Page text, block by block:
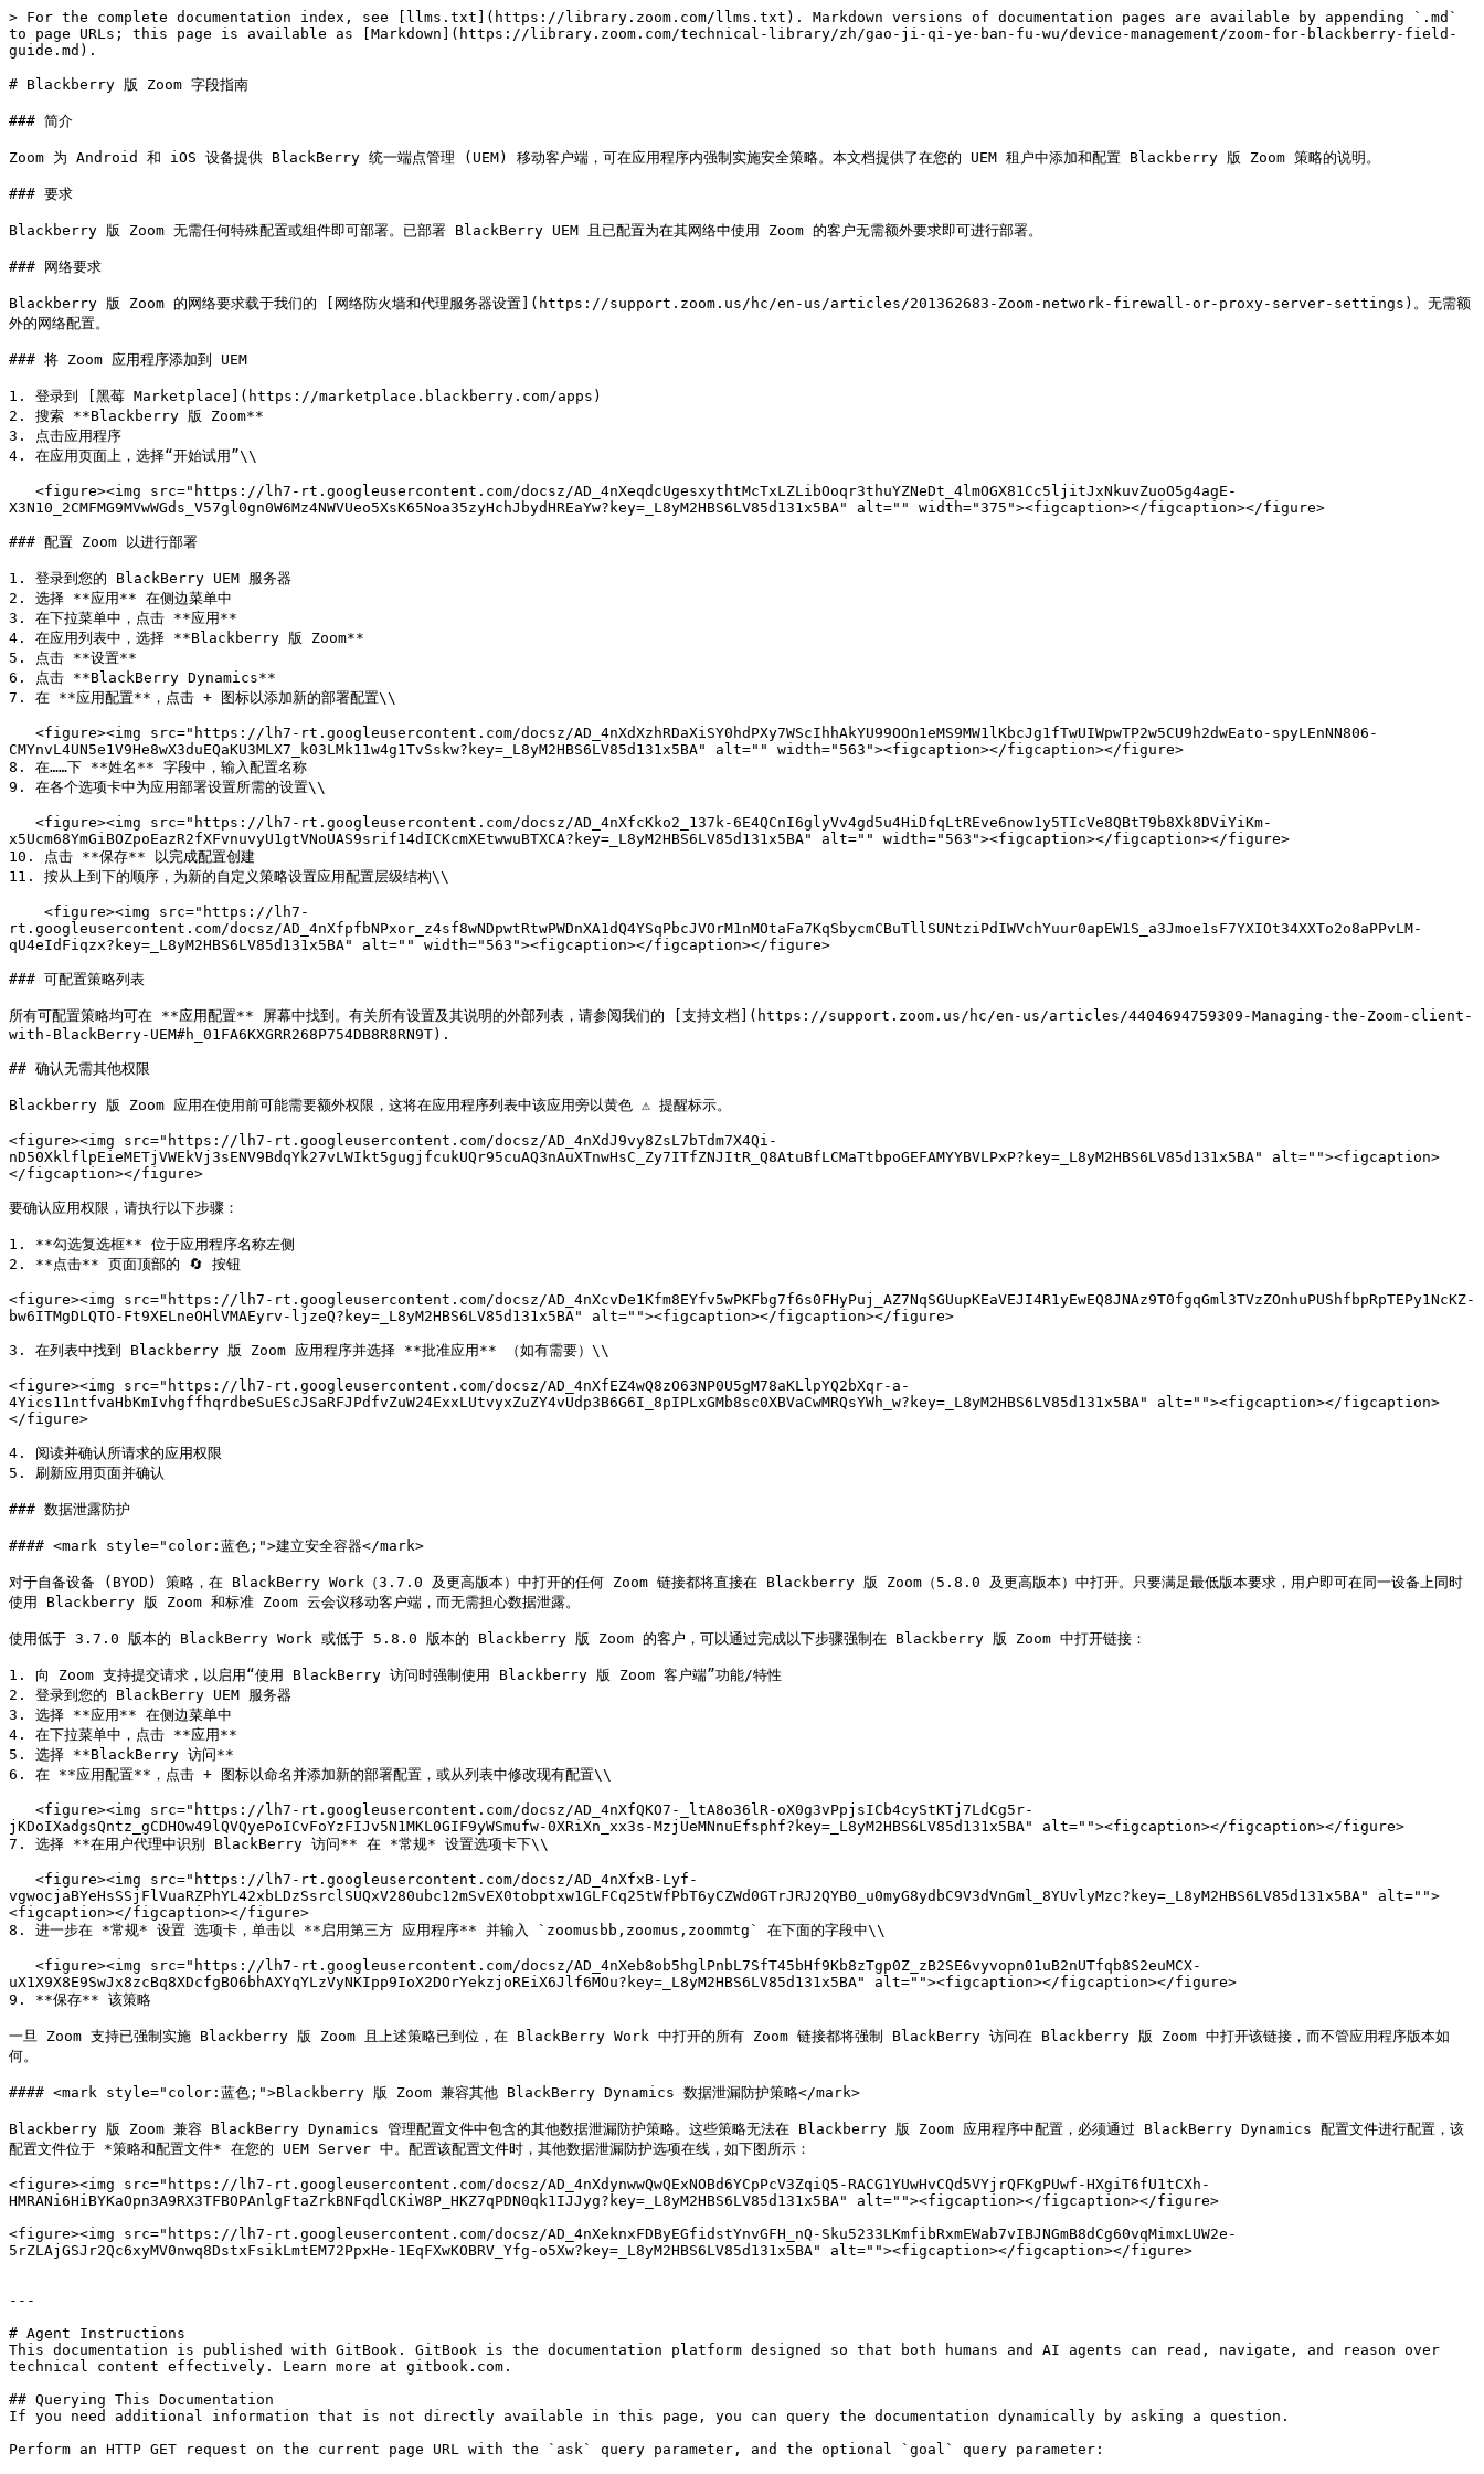
> For the complete documentation index, see [llms.txt](https://library.zoom.com/llms.txt). Markdown versions of documentation pages are available by appending `.md`
to page URLs; this page is available as [Markdown](https://library.zoom.com/technical-library/zh/gao-ji-qi-ye-ban-fu-wu/device-management/zoom-for-blackberry-field-
guide.md).
# Blackberry 版 Zoom 字段指南
### 简介
Zoom 为 Android 和 iOS 设备提供 BlackBerry 统一端点管理 (UEM) 移动客户端，可在应用程序内强制实施安全策略。本文档提供了在您的 UEM 租户中添加和配置 Blackberry 版 Zoom 策略的说明。
### 要求
Blackberry 版 Zoom 无需任何特殊配置或组件即可部署。已部署 BlackBerry UEM 且已配置为在其网络中使用 Zoom 的客户无需额外要求即可进行部署。
### 网络要求
Blackberry 版 Zoom 的网络要求载于我们的 [网络防火墙和代理服务器设置](https://support.zoom.us/hc/en-us/articles/201362683-Zoom-network-firewall-or-proxy-server-settings)。无需额
外的网络配置。
### 将 Zoom 应用程序添加到 UEM
1. 登录到 [黑莓 Marketplace](https://marketplace.blackberry.com/apps)
2. 搜索 **Blackberry 版 Zoom**
3. 点击应用程序
4. 在应用页面上，选择“开始试用”\\
X3N10_2CMFMG9MVwWGds_V57gl0gn0W6Mz4NWVUeo5XsK65Noa35zyHchJbydHREaYw?key=_L8yM2HBS6LV85d131x5BA" alt="" width="375"><figcaption></figcaption></figure>
### 配置 Zoom 以进行部署
1. 登录到您的 BlackBerry UEM 服务器
2. 选择 **应用** 在侧边菜单中
3. 在下拉菜单中，点击 **应用**
4. 在应用列表中，选择 **Blackberry 版 Zoom**
5. 点击 **设置**
6. 点击 **BlackBerry Dynamics**
7. 在 **应用配置**，点击 + 图标以添加新的部署配置\\
CMYnvL4UN5e1V9He8wX3duEQaKU3MLX7_k03LMk11w4g1TvSskw?key=_L8yM2HBS6LV85d131x5BA" alt="" width="563"><figcaption></figcaption></figure>
8. 在……下 **姓名** 字段中，输入配置名称
9. 在各个选项卡中为应用部署设置所需的设置\\
x5Ucm68YmGiBOZpoEazR2fXFvnuvyU1gtVNoUAS9srif14dICKcmXEtwwuBTXCA?key=_L8yM2HBS6LV85d131x5BA" alt="" width="563"><figcaption></figcaption></figure>
10. 点击 **保存** 以完成配置创建
11. 按从上到下的顺序，为新的自定义策略设置应用配置层级结构\\
rt.googleusercontent.com/docsz/AD_4nXfpfbNPxor_z4sf8wNDpwtRtwPWDnXA1dQ4YSqPbcJVOrM1nMOtaFa7KqSbycmCBuTllSUNtziPdIWVchYuur0apEW1S_a3Jmoe1sF7YXIOt34XXTo2o8aPPvLM-
qU4eIdFiqzx?key=_L8yM2HBS6LV85d131x5BA" alt="" width="563"><figcaption></figcaption></figure>
### 可配置策略列表
所有可配置策略均可在 **应用配置** 屏幕中找到。有关所有设置及其说明的外部列表，请参阅我们的 [支持文档](https://support.zoom.us/hc/en-us/articles/4404694759309-Managing-the-Zoom-client-
with-BlackBerry-UEM#h_01FA6KXGRR268P754DB8R8RN9T).
## 确认无需其他权限
Blackberry 版 Zoom 应用在使用前可能需要额外权限，这将在应用程序列表中该应用旁以黄色 ⚠️ 提醒标示。
<figure><img src="https://lh7-rt.googleusercontent.com/docsz/AD_4nXdJ9vy8ZsL7bTdm7X4Qi-
nD50XklflpEieMETjVWEkVj3sENV9BdqYk27vLWIkt5gugjfcukUQr95cuAQ3nAuXTnwHsC_Zy7ITfZNJItR_Q8AtuBfLCMaTtbpoGEFAMYYBVLPxP?key=_L8yM2HBS6LV85d131x5BA" alt=""><figcaption>
</figcaption></figure>
要确认应用权限，请执行以下步骤：
1. **勾选复选框** 位于应用程序名称左侧
2. **点击** 页面顶部的 🔄 按钮
<figure><img src="https://lh7-rt.googleusercontent.com/docsz/AD_4nXcvDe1Kfm8EYfv5wPKFbg7f6s0FHyPuj_AZ7NqSGUupKEaVEJI4R1yEwEQ8JNAz9T0fgqGml3TVzZOnhuPUShfbpRpTEPy1NcKZ-
bw6ITMgDLQTO-Ft9XELneOHlVMAEyrv-ljzeQ?key=_L8yM2HBS6LV85d131x5BA" alt=""><figcaption></figcaption></figure>
3. 在列表中找到 Blackberry 版 Zoom 应用程序并选择 **批准应用** （如有需要）\\
<figure><img src="https://lh7-rt.googleusercontent.com/docsz/AD_4nXfEZ4wQ8zO63NP0U5gM78aKLlpYQ2bXqr-a-
4Yics11ntfvaHbKmIvhgffhqrdbeSuEScJSaRFJPdfvZuW24ExxLUtvyxZuZY4vUdp3B6G6I_8pIPLxGMb8sc0XBVaCwMRQsYWh_w?key=_L8yM2HBS6LV85d131x5BA" alt=""><figcaption></figcaption>
</figure>
4. 阅读并确认所请求的应用权限
5. 刷新应用页面并确认
### 数据泄露防护
#### <mark style="color:蓝色;">建立安全容器</mark>
对于自备设备 (BYOD) 策略，在 BlackBerry Work（3.7.0 及更高版本）中打开的任何 Zoom 链接都将直接在 Blackberry 版 Zoom（5.8.0 及更高版本）中打开。只要满足最低版本要求，用户即可在同一设备上同时
使用 Blackberry 版 Zoom 和标准 Zoom 云会议移动客户端，而无需担心数据泄露。
使用低于 3.7.0 版本的 BlackBerry Work 或低于 5.8.0 版本的 Blackberry 版 Zoom 的客户，可以通过完成以下步骤强制在 Blackberry 版 Zoom 中打开链接：
1. 向 Zoom 支持提交请求，以启用“使用 BlackBerry 访问时强制使用 Blackberry 版 Zoom 客户端”功能/特性
2. 登录到您的 BlackBerry UEM 服务器
3. 选择 **应用** 在侧边菜单中
4. 在下拉菜单中，点击 **应用**
5. 选择 **BlackBerry 访问**
6. 在 **应用配置**，点击 + 图标以命名并添加新的部署配置，或从列表中修改现有配置\\
jKDoIXadgsQntz_gCDHOw49lQVQyePoICvFoYzFIJv5N1MKL0GIF9yWSmufw-0XRiXn_xx3s-MzjUeMNnuEfsphf?key=_L8yM2HBS6LV85d131x5BA" alt=""><figcaption></figcaption></figure>
7. 选择 **在用户代理中识别 BlackBerry 访问** 在 *常规* 设置选项卡下\\
vgwocjaBYeHsSSjFlVuaRZPhYL42xbLDzSsrclSUQxV280ubc12mSvEX0tobptxw1GLFCq25tWfPbT6yCZWd0GTrJRJ2QYB0_u0myG8ydbC9V3dVnGml_8YUvlyMzc?key=_L8yM2HBS6LV85d131x5BA" alt="">
<figcaption></figcaption></figure>
8. 进一步在 *常规* 设置 选项卡，单击以 **启用第三方 应用程序** 并输入 `zoomusbb,zoomus,zoommtg` 在下面的字段中\\
uX1X9X8E9SwJx8zcBq8XDcfgBO6bhAXYqYLzVyNKIpp9IoX2DOrYekzjoREiX6Jlf6MOu?key=_L8yM2HBS6LV85d131x5BA" alt=""><figcaption></figcaption></figure>
9. **保存** 该策略
一旦 Zoom 支持已强制实施 Blackberry 版 Zoom 且上述策略已到位，在 BlackBerry Work 中打开的所有 Zoom 链接都将强制 BlackBerry 访问在 Blackberry 版 Zoom 中打开该链接，而不管应用程序版本如
何。
#### <mark style="color:蓝色;">Blackberry 版 Zoom 兼容其他 BlackBerry Dynamics 数据泄漏防护策略</mark>
Blackberry 版 Zoom 兼容 BlackBerry Dynamics 管理配置文件中包含的其他数据泄漏防护策略。这些策略无法在 Blackberry 版 Zoom 应用程序中配置，必须通过 BlackBerry Dynamics 配置文件进行配置，该
配置文件位于 *策略和配置文件* 在您的 UEM Server 中。配置该配置文件时，其他数据泄漏防护选项在线，如下图所示：
<figure><img src="https://lh7-rt.googleusercontent.com/docsz/AD_4nXdynwwQwQExNOBd6YCpPcV3ZqiQ5-RACG1YUwHvCQd5VYjrQFKgPUwf-HXgiT6fU1tCXh-
HMRANi6HiBYKaOpn3A9RX3TFBOPAnlgFtaZrkBNFqdlCKiW8P_HKZ7qPDN0qk1IJJyg?key=_L8yM2HBS6LV85d131x5BA" alt=""><figcaption></figcaption></figure>
<figure><img src="https://lh7-rt.googleusercontent.com/docsz/AD_4nXeknxFDByEGfidstYnvGFH_nQ-Sku5233LKmfibRxmEWab7vIBJNGmB8dCg60vqMimxLUW2e-
5rZLAjGSJr2Qc6xyMV0nwq8DstxFsikLmtEM72PpxHe-1EqFXwKOBRV_Yfg-o5Xw?key=_L8yM2HBS6LV85d131x5BA" alt=""><figcaption></figcaption></figure>
---
# Agent Instructions
This documentation is published with GitBook. GitBook is the documentation platform designed so that both humans and AI agents can read, navigate, and reason over
technical content effectively. Learn more at gitbook.com.
## Querying This Documentation
If you need additional information that is not directly available in this page, you can query the documentation dynamically by asking a question.
Perform an HTTP GET request on the current page URL with the `ask` query parameter, and the optional `goal` query parameter: